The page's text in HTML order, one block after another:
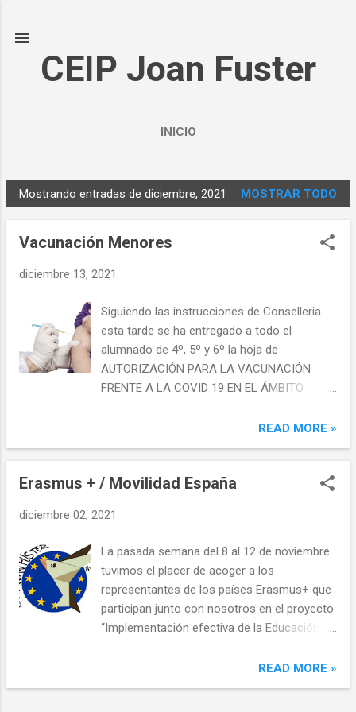
CEIP Joan Fuster
INICIO
E
n
Mostrando entradas de diciembre, 2021 MOSTRAR TODO
Vacunación Menores
diciembre 13, 2021
Siguiendo las instrucciones de Conselleria
esta tarde se ha entregado a todo el
alumnado de 4º, 5º y 6º la hoja de
AUTORIZACIÓN PARA LA VACUNACIÓN
FRENTE A LA COVID 19 EN EL ÁMBITO
martes 14 de diciembre , a las tutoras
correctamente. Adjuntamos enlace a los
comunicados enviados por la Conselleria.
educativos en relación con la COVID-19 13
aclaraciones sobre las dudas generadas en
torno al proceso de vacunación de menores
en centros educativos 13 de diciembre de
2021 : Información sobre el proceso de
vacunación de menores en centros
autorización ----- Seguint les instruccions
de Conselleria aquesta vesprada s'ha
READ MORE »
Erasmus + / Movilidad España
diciembre 02, 2021
La pasada semana del 8 al 12 de noviembre
tuvimos el placer de acoger a los
representantes de los países Erasmus+ que
participan junto con nosotros en el proyecto
“Implementación efectiva de la Educación
nuestro equipo docente, alumnado,
representantes del AFA e inspectora de
READ MORE »